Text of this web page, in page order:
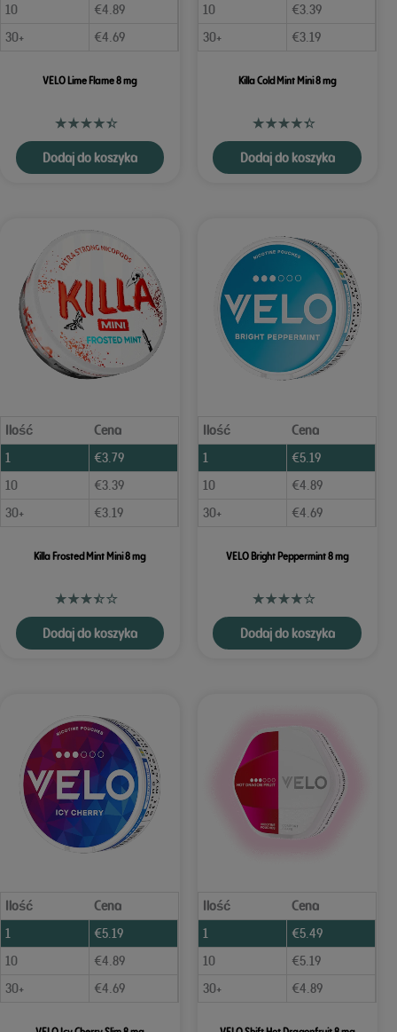
10
€4.89
30+
€4.69
VELO Lime Flame 8 mg
Dodaj do koszyka
10
€3.39
30+
€3.19
Killa Cold Mint Mini 8 mg
Dodaj do koszyka
Ilość
Cena
1
€3.79
10
€3.39
30+
€3.19
Killa Frosted Mint Mini 8 mg
Dodaj do koszyka
Ilość
Cena
1
€5.19
10
€4.89
30+
€4.69
VELO Bright Peppermint 8 mg
Dodaj do koszyka
Ilość
Cena
1
€5.19
10
€4.89
30+
€4.69
Ilość
Cena
1
€5.49
10
€5.19
30+
€4.89